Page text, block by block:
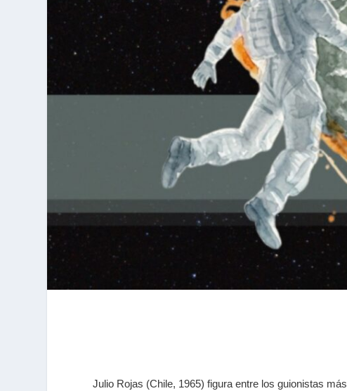
Julio Rojas (Chile, 1965) figura entre los guionistas